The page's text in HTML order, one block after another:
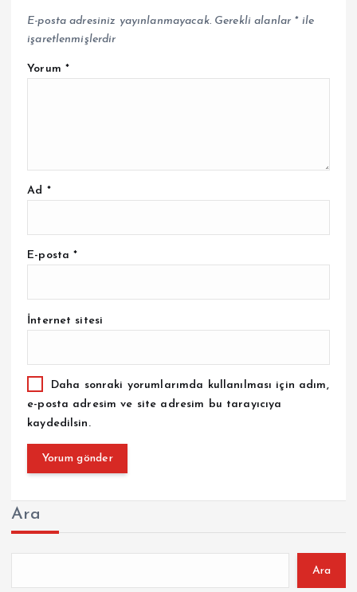
E-posta adresiniz yayınlanmayacak. Gerekli alanlar *ile
işaretlenmişlerdir
Yorum *
Ad *
E-posta*
İnternet sitesi
Daha sonraki yorumlarımda kullanılması için adım,
e-posta adresim ve site adresim bu tarayıcıya
kaydedilsin.
Ara
Ara